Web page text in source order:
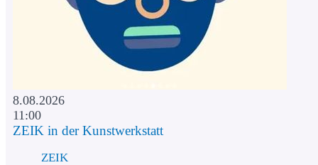
8.08.2026
11:00
ZEIK in der Kunstwerkstatt
ZEIK